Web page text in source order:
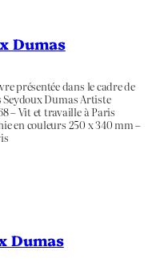
Dumas
présentée dans le cadre de
Seydoux Dumas Artiste
– Vit et travaille à Paris
en couleurs 250 x 340 mm –
Dumas